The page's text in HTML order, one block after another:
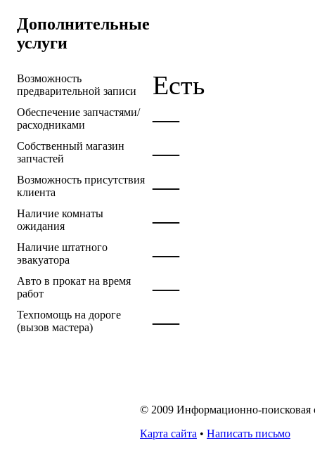
Дополнительные
услуги
Возможность
предварительной записи
Есть
Обеспечение запчастями/
расходниками
—
Собственный магазин
запчастей
—
Возможность присутствия
клиента
—
Наличие комнаты
ожидания
—
Наличие штатного
эвакуатора
—
Авто в прокат на время
работ
—
Техпомощь на дороге
(вызов мастера)
—
© 2009 Информационно-поисковая
Карта сайта • Написать письмо